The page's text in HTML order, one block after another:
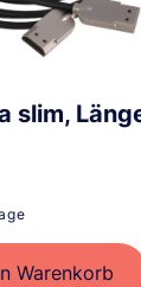
slim,
Warenkorb